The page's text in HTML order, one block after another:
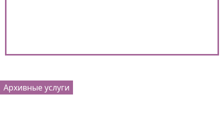
Архивные услуги